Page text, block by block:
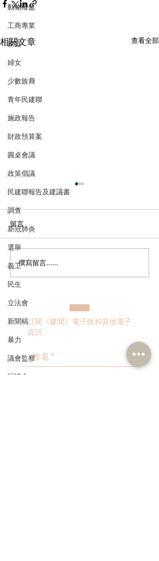
動物權益
工商專業
家庭
婦女
少數族裔
青年民建聯
施政報告
財政預算案
圓桌會議
政策倡議
民建聯報告及建議書
調查
新冠肺炎
選舉
義工
民生
立法會
新聞稿
暴力
議會監察
區議會
相關文章 查看全部
港區全國人大代表團考察
安徽涇縣，調研紅色文化
留言
撰寫留言......
訂閱《建聞》電子版和其他電子
資訊